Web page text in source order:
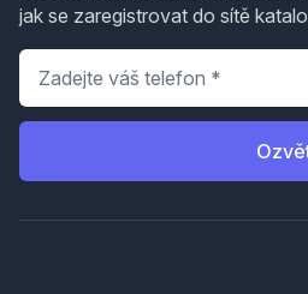
jak se zaregistrovat do sítě
Telefon